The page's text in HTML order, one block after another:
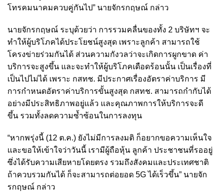
โทรคมนาคมควบคู่กันไป” นายจักรกฤษณ์ กล่าว
นายจักรกฤษณ์ ระบุด้วยว่า การรวมคลื่นของทั้ง 2 บริษัทฯ จะ
ทำให้ผู้บริโภคได้ประโยชน์สูงสุด เพราะลูกค้า สามารถใช้
โครงข่ายร่วมกันได้ ส่วนความกังวลว่าจะเกิดการผูกขาด ค่า
บริการจะสูงขึ้น และจะทำให้ผู้บริโภคเดือดร้อนนั้น เป็นเรื่องที่
เป็นไปไม่ได้ เพราะ กสทช. มีประกาศเรื่องอัตราค่าบริการ มี
การกำหนดอัตราค่าบริการขั้นสูงสุด กสทช. สามารถกำกับได้
อย่างมีประสิทธิภาพอยู่แล้ว และคุณภาพการให้บริการจะดี
ขึ้น รวมทั้งลดความซ้ำซ้อนในการลงทุน
“หากพรุ่งนี้ (12 ต.ค.) ยังไม่มีการลงมติ ก็อยากขอความเห็นใจ
และขอให้เข้าใจว่าวันนี้ เรามีผู้ถือหุ้น ลูกค้า ประชาชนที่รออยู่
ซึ่งได้รับความเสียหายโดยตรง รวมถึงสังคมและประเทศชาติ
ถ้าควบรวมกันได้ ก็จะสามารถต่อยอด 5G ได้เร็วขึ้น” นายจัก
รกฤษณ์ กล่าว